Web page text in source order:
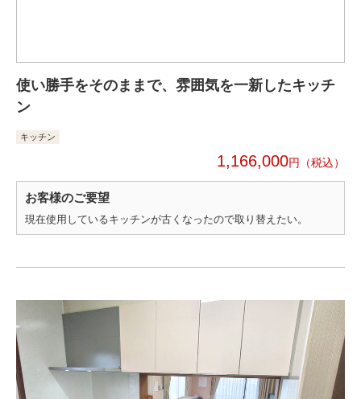
使い勝手をそのままで、雰囲気を一新したキッチ
ン
キッチン
1,166,000円
お客様のご要望
現在使用しているキッチンが古くなったので取り替えたい。